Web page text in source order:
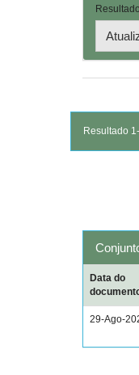
Resultado
Data do
29-Ago-